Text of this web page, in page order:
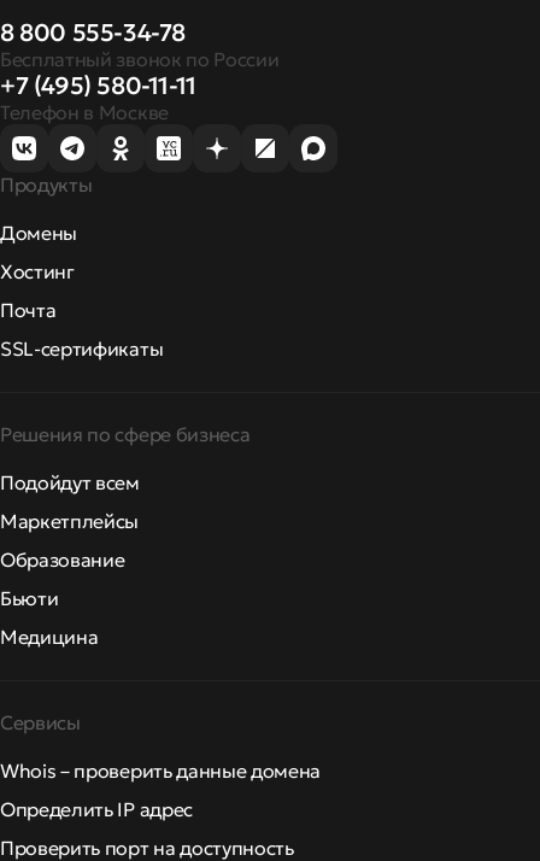
8 800 555-34-78
Бесплатный звонок по России
+7 (495) 580-11-11
Телефон в Москве
Продукты
Домены
Хостинг
Почта
SSL-сертификаты
Решения по сфере бизнеса
Подойдут всем
Маркетплейсы
Образование
Бьюти
Медицина
Сервисы
Whois – проверить данные домена
Определить IP адрес
Проверить порт на доступность